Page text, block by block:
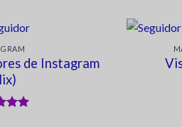
de Instagram